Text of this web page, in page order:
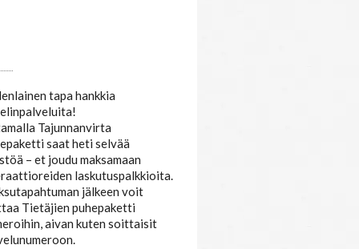
tapa hankkia
Tajunnanvirta
saat heti selvää
– et joudu maksamaan
laskutuspalkkioita.
jälkeen voit
Tietäjien puhepaketti
aivan kuten soittaisit